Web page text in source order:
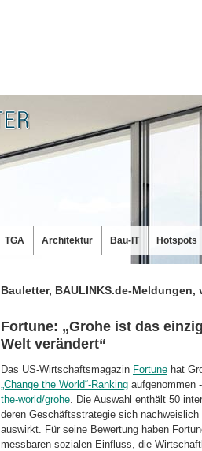
Bauletter, BAULINKS.de-Meldungen,
Fortune: „Grohe ist das
Welt verändert“
Das US-Wirtschaftsmagazin Fortune hat
„Change the World“-Ranking aufgenommen
the-world/grohe. Die Auswahl enthält 50
deren Geschäftsstrategie sich
auswirkt. Für seine Bewertung haben
messbaren sozialen Ein­fluss, die
TGA Architektur Bau-IT Hotspots